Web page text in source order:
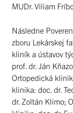
MUDr. Viliam
Následne
zboru Lekárskej
kliník a ústavov
prof. dr. Ján
Ortopedická
klinika: doc. dr.
dr. Zoltán Klimo;